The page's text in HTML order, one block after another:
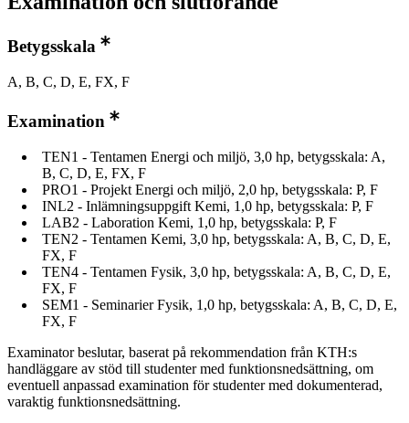
Betygsskala
A, B, C, D, E, FX, F
Examination
TEN1 - Tentamen Energi och miljö, 3,0 hp, betygsskala: A,
B, C, D, E, FX, F
PRO1 - Projekt Energi och miljö, 2,0 hp, betygsskala: P, F
INL2 - Inlämningsuppgift Kemi, 1,0 hp, betygsskala: P, F
LAB2 - Laboration Kemi, 1,0 hp, betygsskala: P, F
TEN2 - Tentamen Kemi, 3,0 hp, betygsskala: A, B, C, D, E,
FX, F
TEN4 - Tentamen Fysik, 3,0 hp, betygsskala: A, B, C, D, E,
FX, F
SEM1 - Seminarier Fysik, 1,0 hp, betygsskala: A, B, C, D, E,
FX, F
Examinator beslutar, baserat på rekommendation från KTH:s
handläggare av stöd till studenter med funktionsnedsättning, om
eventuell anpassad examination för studenter med dokumenterad,
varaktig funktionsnedsättning.